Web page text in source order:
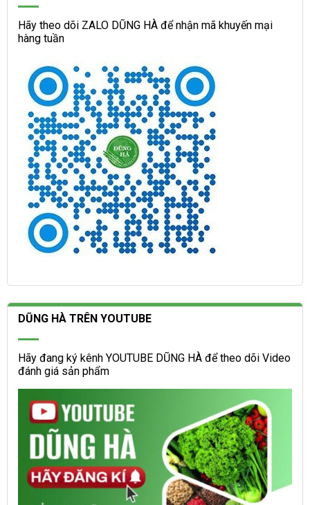
Hãy theo dõi ZALO DŨNG HÀ để nhận mã khuyến mại
hàng tuần
DŨNG HÀ TRÊN YOUTUBE
Hãy đang ký kênh YOUTUBE DŨNG HÀ để theo dõi Video
đánh giá sản phẩm